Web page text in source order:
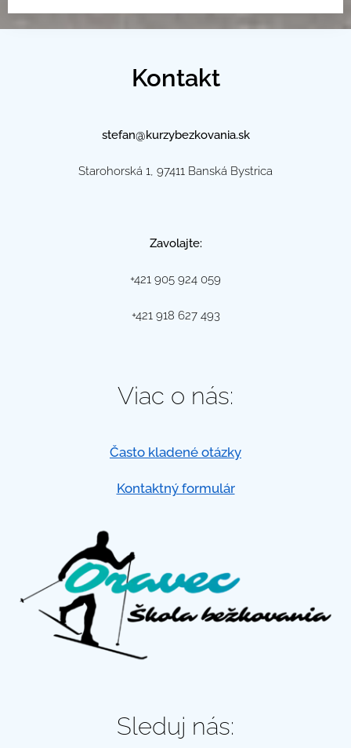
Kontakt
stefan@kurzybezkovania.sk
Starohorská 1, 97411 Banská Bystrica
Zavolajte:
+421 905 924 059
+421 918 627 493
Viac o nás:
Často kladené otázky
Kontaktný formulár
Sleduj nás: